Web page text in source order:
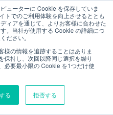
ューターに Cookie を保存していま
トでのご利用体験を向上させるととも
ィアを通じて、よりお客様に合わせた
。当社が使用する Cookie の詳細につ
ださい。
様の情報を追跡することはありま
保持し、次回以降同じ選択を繰り
必要最小限の Cookie を1つだけ使
る 拒否する
運用性テストリ
ス (2)